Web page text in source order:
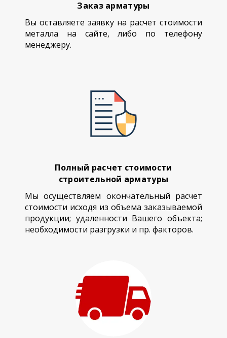
Заказ арматуры
Вы оставляете заявку на расчет стоимости
металла на сайте, либо по телефону
менеджеру.
Полный расчет стоимости
строительной арматуры
Мы осуществляем окончательный расчет
стоимости исходя из объема заказываемой
продукции; удаленности Вашего объекта;
необходимости разгрузки и пр. факторов.